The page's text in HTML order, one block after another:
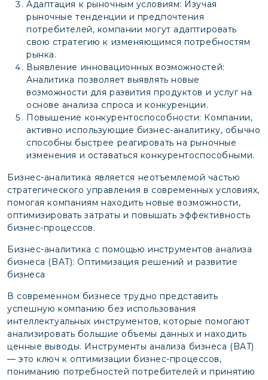
Адаптация к рыночным условиям: Изучая
рыночные тенденции и предпочтения
потребителей, компании могут адаптировать
свою стратегию к изменяющимся потребностям
рынка.
Выявление инновационных возможностей:
Аналитика позволяет выявлять новые
возможности для развития продуктов и услуг на
основе анализа спроса и конкуренции.
Повышение конкурентоспособности: Компании,
активно использующие бизнес-аналитику, обычно
способны быстрее реагировать на рыночные
изменения и оставаться конкурентоспособными.
Бизнес-аналитика является неотъемлемой частью
стратегического управления в современных условиях,
помогая компаниям находить новые возможности,
оптимизировать затраты и повышать эффективность
бизнес-процессов.
Бизнес-аналитика с помощью инструментов анализа
бизнеса (BAT): Оптимизация решений и развитие
бизнеса
В современном бизнесе трудно представить
успешную компанию без использования
интеллектуальных инструментов, которые помогают
анализировать большие объемы данных и находить
ценные выводы. Инструменты анализа бизнеса (BAT)
— это ключ к оптимизации бизнес-процессов,
пониманию потребностей потребителей и принятию